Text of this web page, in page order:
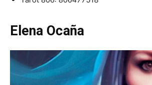
Elena Ocaña